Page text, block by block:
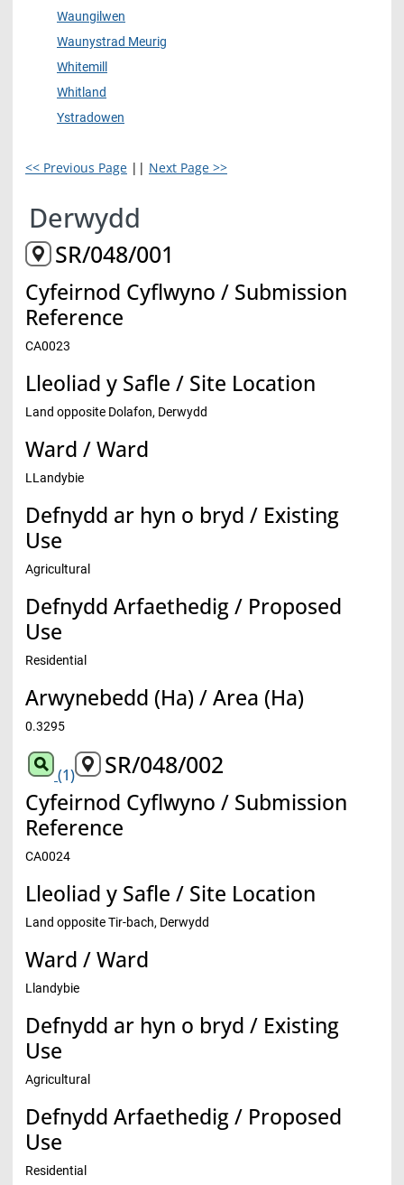
Waungilwen
Waunystrad Meurig
Whitemill
Whitland
Ystradowen
<< Previous Page || Next Page >>
Derwydd
SR/048/001
Cyfeirnod Cyflwyno / Submission
Reference
CA0023
Lleoliad y Safle / Site Location
Land opposite Dolafon, Derwydd
Ward / Ward
LLandybie
Defnydd ar hyn o bryd / Existing
Use
Agricultural
Defnydd Arfaethedig / Proposed
Use
Residential
Arwynebedd (Ha) / Area (Ha)
0.3295
(1) SR/048/002
Cyfeirnod Cyflwyno / Submission
Reference
CA0024
Lleoliad y Safle / Site Location
Land opposite Tir-bach, Derwydd
Ward / Ward
Llandybie
Defnydd ar hyn o bryd / Existing
Use
Agricultural
Defnydd Arfaethedig / Proposed
Use
Residential